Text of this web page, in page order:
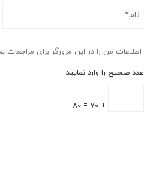
اطلاعات من را در این مرورگر برای
عدد صحیح را وارد نمایید
+ 70 = 80